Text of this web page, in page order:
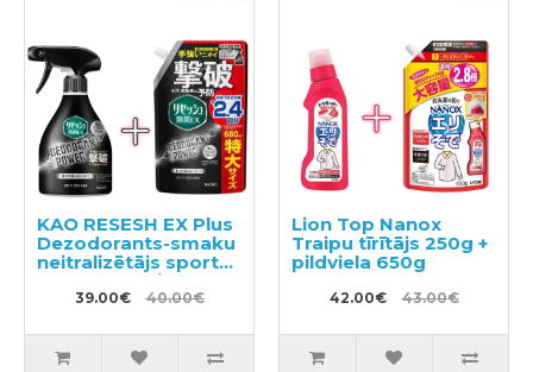
KAO RESESH EX Plus
Dezodorants-smaku
neitralizētājs sporta
un darba apģērbam
360ml + pildviela
39.00€ 40.00€
Lion Top Nanox
Traipu tīrītājs 250g +
pildviela 650g
42.00€ 43.00€